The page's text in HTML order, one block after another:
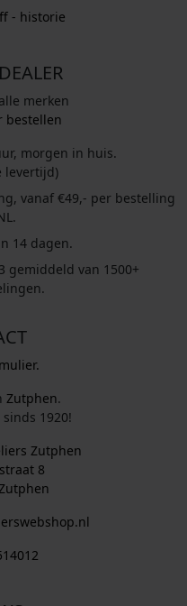
- historie
merken
bestellen
morgen in huis.
levertijd)
vanaf €49,- per bestelling
14 dagen.
gemiddeld van 1500+
Zutphen.
1920!
Zutphen
8